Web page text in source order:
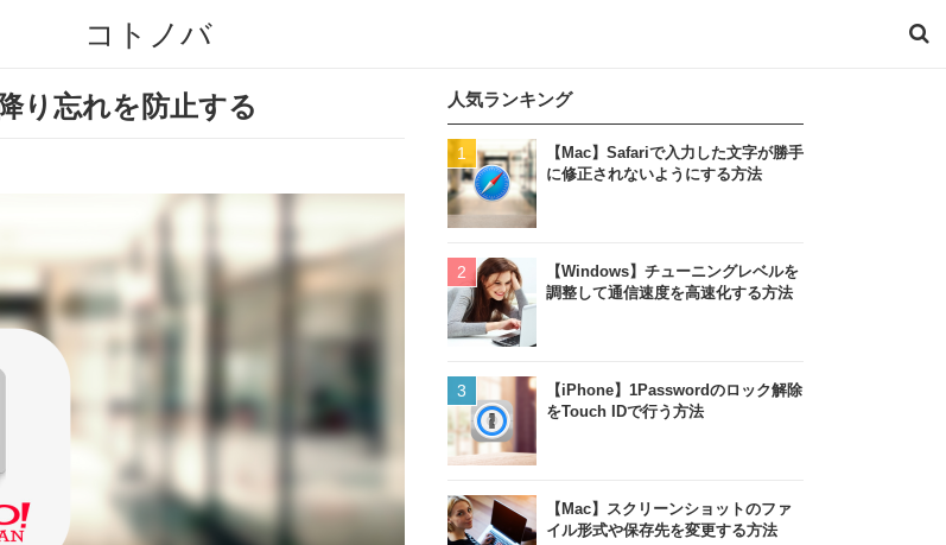
コトノバ
り忘れを防止する 人気ランキング
【Mac】Safariで入力した文字が勝手
に修正されないようにする方法
【Windows】チューニングレベルを
調整して通信速度を高速化する方法
【iPhone】1Passwordのロック解除
をTouch IDで行う方法
【Mac】スクリーンショットのファ
イル形式や保存先を変更する方法